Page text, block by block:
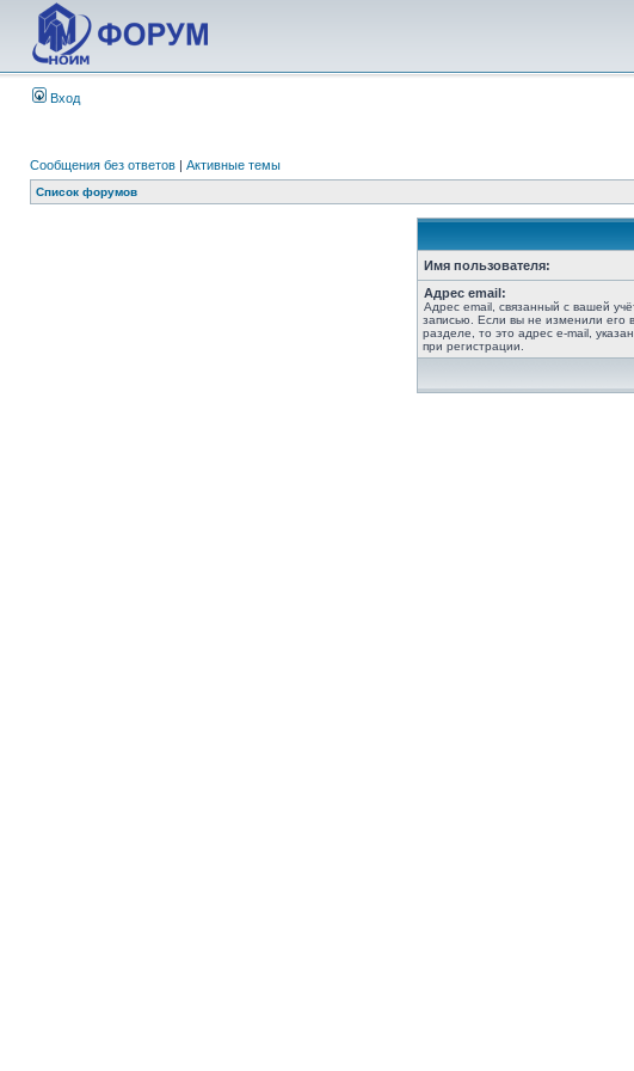
Вход
Сообщения без ответов | Активные темы
Список форумов
Имя пользователя:
Адрес email:
Адрес email, связанный с вашей
записью. Если вы не изменили его
разделе, то это адрес e-mail,
при регистрации.